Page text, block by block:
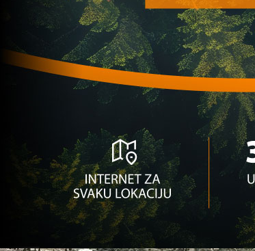
Ostale selekcije
Spektakl iz Bratislave: FACE TV
2 mjesec 2 sedmica